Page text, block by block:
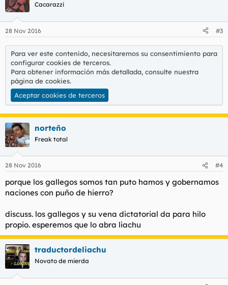
Cacarazzi
28 Nov 2016 #3
Para ver este contenido, necesitaremos su consentimiento para
configurar cookies de terceros.
Para obtener información más detallada, consulte nuestra
página de cookies.
Aceptar cookies de terceros
norteño
Freak total
28 Nov 2016 #4
porque los gallegos somos tan puto hamos y gobernamos
naciones con puño de hierro?
discuss. los gallegos y su vena dictatorial da para hilo
propio. esperemos que lo abra liachu
traductordeliachu
Novato de mierda